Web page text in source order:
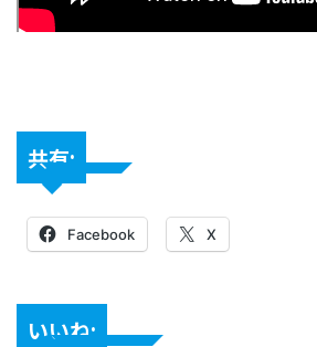
共有:
Facebook X
いいね: